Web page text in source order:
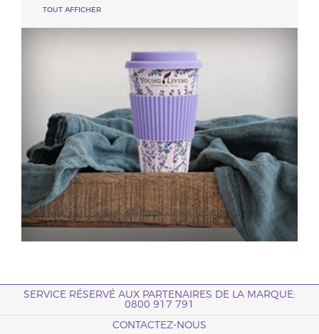
TOUT AFFICHER
SERVICE RÉSERVÉ AUX PARTENAIRES DE LA MARQUE:
0800 917 791
CONTACTEZ-NOUS